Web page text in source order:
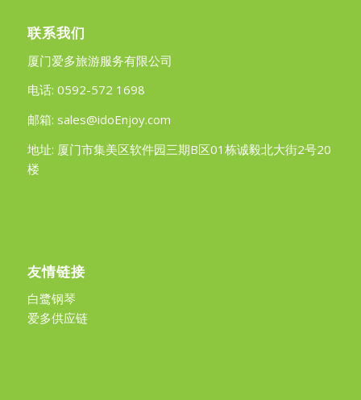
联系我们
厦门爱多旅游服务有限公司
电话: 0592-572 1698
邮箱: sales@idoEnjoy.com
地址: 厦门市集美区软件园三期B区01栋诚毅北大街2号20
楼
友情链接
白鹭钢琴
爱多供应链